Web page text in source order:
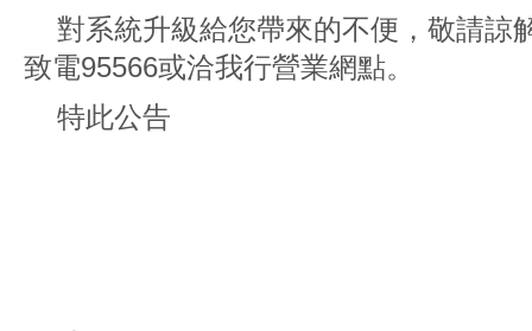
對系統升級給您帶來的不便，敬請諒
致電95566或洽我行營業網點。
特此公告